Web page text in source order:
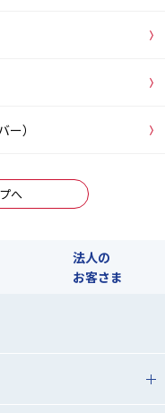
）
へ
法人の
お客さま